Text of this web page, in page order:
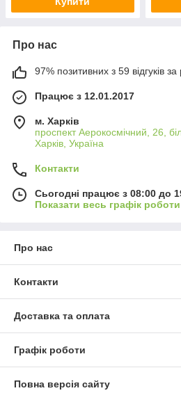
Про нас
97% позитивних з 59 відгуків за
Працює з 12.01.2017
м. Харків
проспект Аерокосмічний, 26,
Харків, Україна
Контакти
Сьогодні працює з 08:00 до
Показати весь графік роботи
Про нас
Контакти
Доставка та оплата
Графік роботи
Повна версія сайту